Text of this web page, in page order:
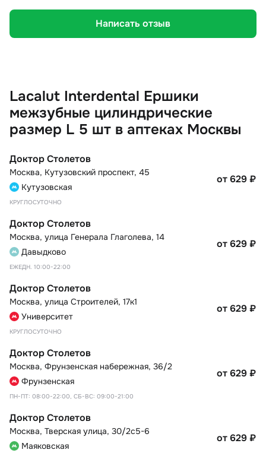
Написать отзыв
Lacalut Interdental Ершики
межзубные цилиндрические
размер L 5 шт в аптеках Москвы
Доктор Столетов
Москва, Кутузовский проспект, 45
Кутузовская
КРУГЛОСУТОЧНО
от 629₽
Доктор Столетов
Москва, улица Генерала Глаголева, 14
Давыдково
ЕЖЕДН. 10:00-22:00
от 629₽
Доктор Столетов
Москва, улица Строителей, 17к1
Университет
КРУГЛОСУТОЧНО
от 629₽
Доктор Столетов
Москва, Фрунзенская набережная, 36/2
Фрунзенская
ПН-ПТ: 08:00-22:00, СБ-ВС: 09:00-21:00
от 629₽
Доктор Столетов
Москва, Тверская улица, 30/2с5-6
Маяковская
от 629₽